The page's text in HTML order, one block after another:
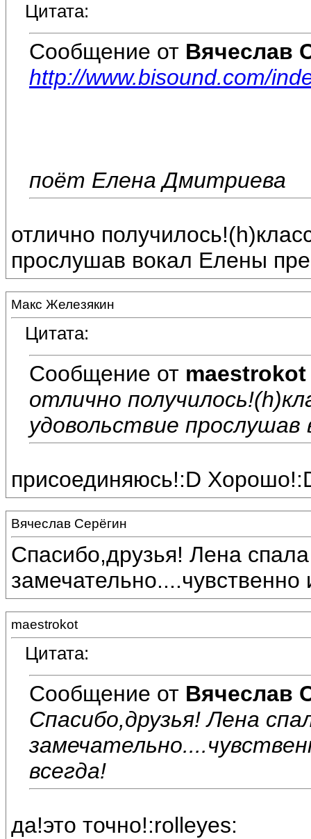
Цитата:
Сообщение от Вячеслав
http://www.bisound.com/
поёт Елена Дмитриева
отлично
прослушав вокал Елены
Макс Железякин
Цитата:
Сообщение от maestrokot
отлично
удовольствие прослушав
присоединяюсь!:D
Вячеслав Серёгин
Спасибо,друзья! Лена
замечательно....чувственно
maestrokot
Цитата:
Сообщение от Вячеслав
Спасибо,друзья! Лена
всегда!
да!это точно!:rolleyes: